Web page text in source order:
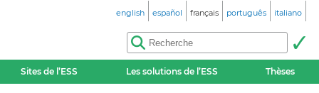
english español français português italiano
Sites de l’ESS Les solutions de l’ESS Thèses